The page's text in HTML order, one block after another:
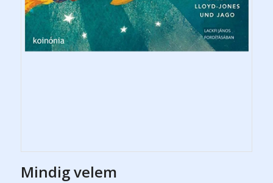
Mindig velem